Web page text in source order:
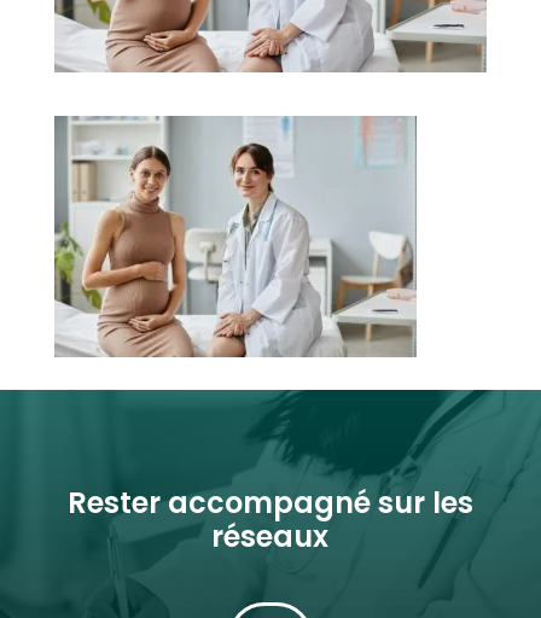
Rester accompagné sur les
réseaux